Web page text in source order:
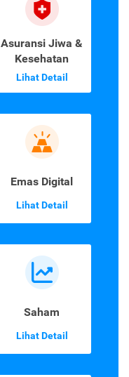
Asuransi Jiwa &
Kesehatan
Lihat Detail
Emas Digital
Lihat Detail
Saham
Lihat Detail